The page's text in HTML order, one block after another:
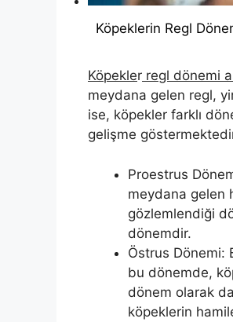
Köpeklerin Regl
Köpekler regl dönemi
meydana gelen regl,
ise, köpekler farklı
gelişme
Proestrus
meydana gelen
gözlemlendiği
dönemdir.
Östrus Dönemi:
bu dönemde,
dönem olarak
köpeklerin